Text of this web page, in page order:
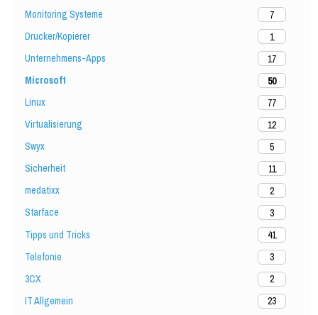
Monitoring Systeme
7
Drucker/Kopierer
1
Unternehmens-Apps
17
Microsoft
50
Linux
77
Virtualisierung
12
Swyx
5
Sicherheit
11
medatixx
2
Starface
3
Tipps und Tricks
41
Telefonie
3
3CX
2
IT Allgemein
23